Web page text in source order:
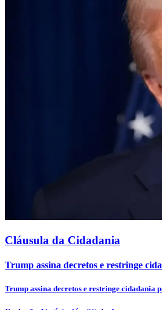
Cláusula da Cidadania
Trump assina decretos e restringe
Trump assina decretos e restringe cidadania